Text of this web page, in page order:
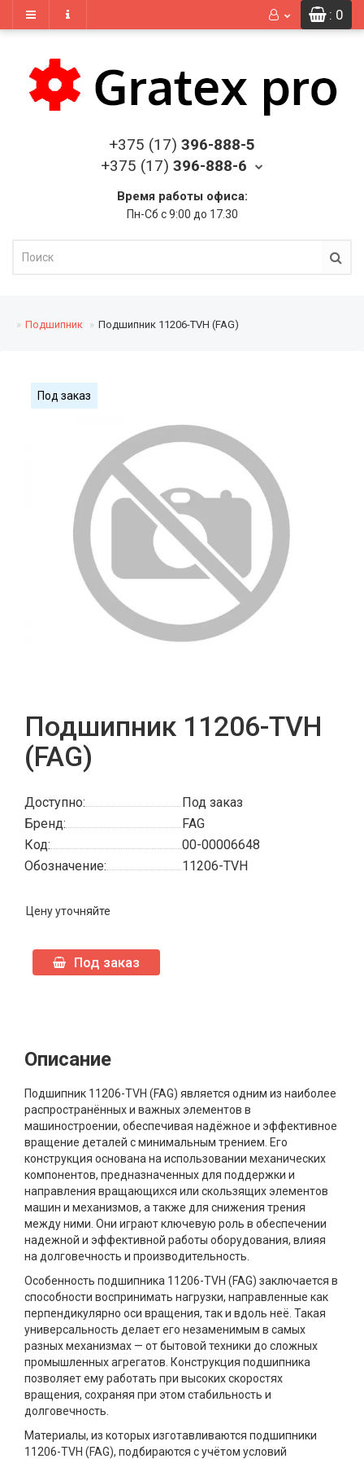
: 0
+375 (17) 396-888-5
+375 (17) 396-888-6
Время работы офиса:
Пн-Сб с 9:00 до 17.30
Подшипник Подшипник 11206-TVH (FAG)
Под заказ
Подшипник 11206-TVH
(FAG)
Доступно:
Под заказ
Бренд:
FAG
Код:
00-00006648
Обозначение:
11206-TVH
Цену уточняйте
Под заказ
Описание
Подшипник 11206-TVH (FAG) является одним из наиболее
распространённых и важных элементов в
машиностроении, обеспечивая надёжное и эффективное
вращение деталей с минимальным трением. Его
конструкция основана на использовании механических
компонентов, предназначенных для поддержки и
направления вращающихся или скользящих элементов
машин и механизмов, а также для снижения трения
между ними. Они играют ключевую роль в обеспечении
надежной и эффективной работы оборудования, влияя
на долговечность и производительность.
Особенность подшипника 11206-TVH (FAG) заключается в
способности воспринимать нагрузки, направленные как
перпендикулярно оси вращения, так и вдоль неё. Такая
универсальность делает его незаменимым в самых
разных механизмах — от бытовой техники до сложных
промышленных агрегатов. Конструкция подшипника
позволяет ему работать при высоких скоростях
вращения, сохраняя при этом стабильность и
долговечность.
Материалы, из которых изготавливаются подшипники
11206-TVH (FAG), подбираются с учётом условий